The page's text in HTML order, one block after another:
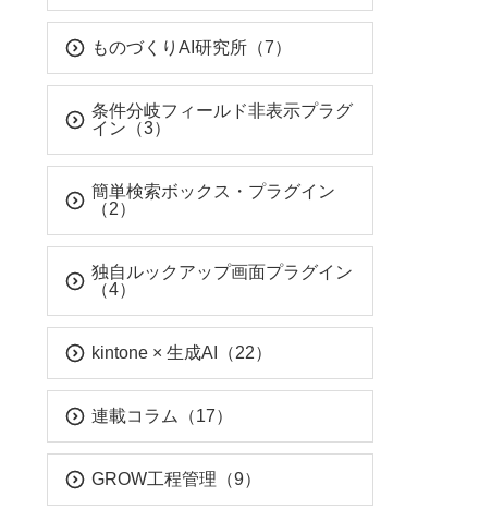
ものづくりAI研究所（7）
条件分岐フィールド非表示プラグ
イン（3）
簡単検索ボックス・プラグイン
（2）
独自ルックアップ画面プラグイン
（4）
kintone × 生成AI（22）
連載コラム（17）
GROW工程管理（9）